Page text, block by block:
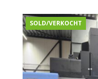
SOLD/VERKOCHT